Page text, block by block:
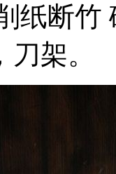
纸断竹
架。